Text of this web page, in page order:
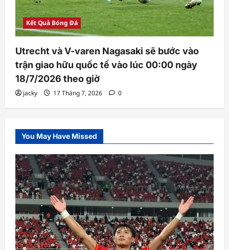
Kết Quả Bóng Đá
Utrecht và V-varen Nagasaki sẽ bước vào
trận giao hữu quốc tế vào lúc 00:00 ngày
18/7/2026 theo giờ
jacky 17 Tháng 7, 2026 0
You May Have Missed